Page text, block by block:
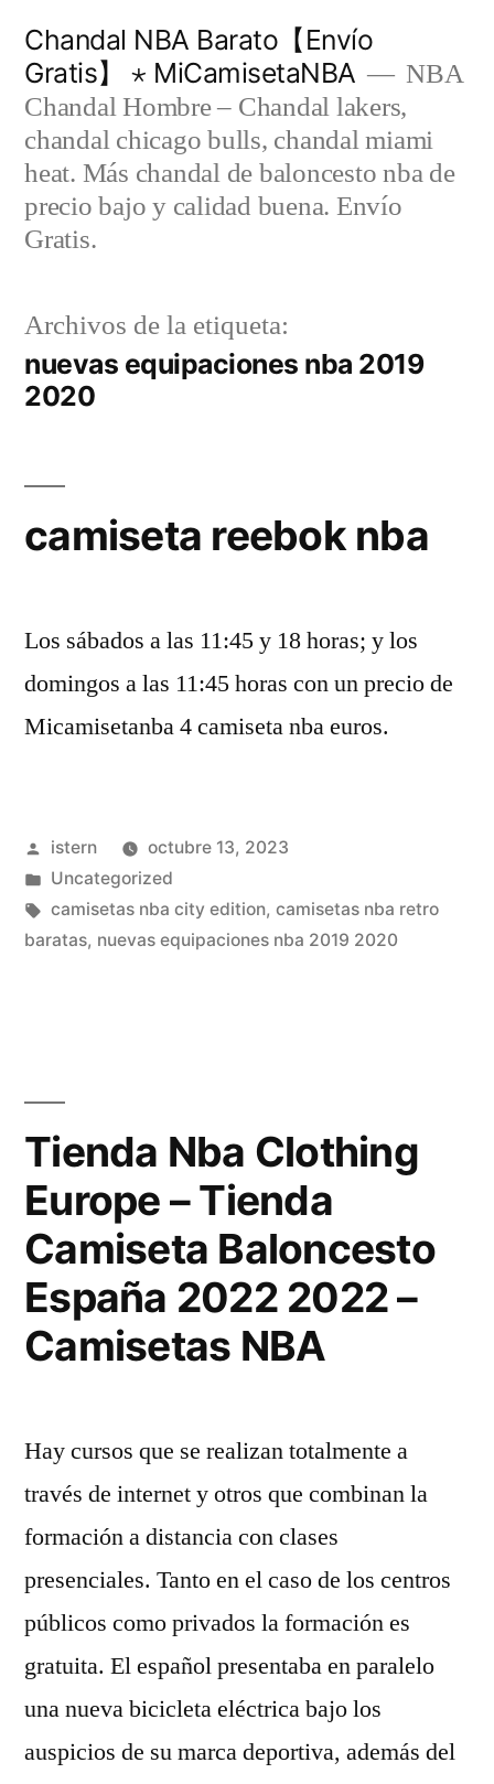
contenido
Chandal NBA Barato【Envío
Gratis】 ⋆ MiCamisetaNBA
NBA
Chandal Hombre – Chandal lakers,
chandal chicago bulls, chandal miami
heat. Más chandal de baloncesto nba de
precio bajo y calidad buena. Envío
Gratis.
Archivos de la etiqueta:
nuevas equipaciones nba 2019
2020
camiseta reebok nba
Los sábados a las 11:45 y 18 horas; y los
domingos a las 11:45 horas con un precio de
Micamisetanba 4 camiseta nba euros.
Publicado
por
istern
octubre 13, 2023
Publicado
en
Uncategorized
Etiquetas:
camisetas nba city edition, camisetas nba retro
baratas, nuevas equipaciones nba 2019 2020
Tienda Nba Clothing
Europe – Tienda
Camiseta Baloncesto
España 2022 2022 –
Camisetas NBA
Hay cursos que se realizan totalmente a
través de internet y otros que combinan la
formación a distancia con clases
presenciales. Tanto en el caso de los centros
públicos como privados la formación es
gratuita. El español presentaba en paralelo
una nueva bicicleta eléctrica bajo los
auspicios de su marca deportiva, además del